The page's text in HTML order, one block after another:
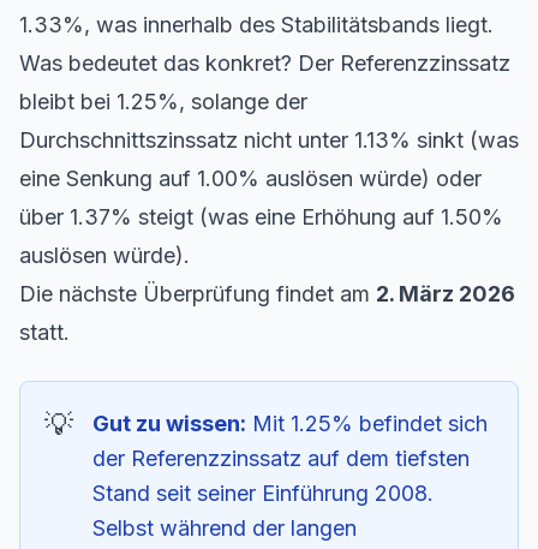
1.33%, was innerhalb des Stabilitätsbands liegt.
Was bedeutet das konkret? Der Referenzzinssatz
bleibt bei 1.25%, solange der
Durchschnittszinssatz nicht unter 1.13% sinkt (was
eine Senkung auf 1.00% auslösen würde) oder
über 1.37% steigt (was eine Erhöhung auf 1.50%
auslösen würde).
Die nächste Überprüfung findet am 2. März 2026
statt.
Gut zu wissen: Mit 1.25% befindet sich
der Referenzzinssatz auf dem tiefsten
Stand seit seiner Einführung 2008.
Selbst während der langen